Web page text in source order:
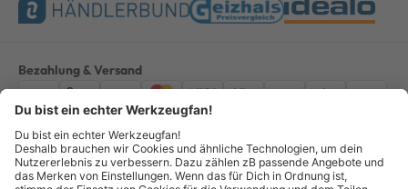
Bezahlung & Versand
ImpressumAGBDatenschutzWiderruf Vertrag widerrufen